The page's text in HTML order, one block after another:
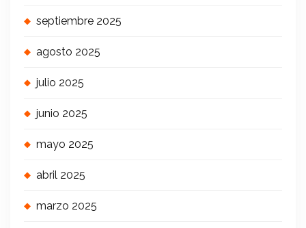
septiembre 2025
agosto 2025
julio 2025
junio 2025
mayo 2025
abril 2025
marzo 2025